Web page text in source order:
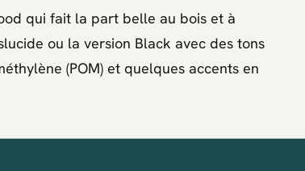
qui fait la part belle au bois et à
ou la version Black avec des tons
(POM) et quelques accents en